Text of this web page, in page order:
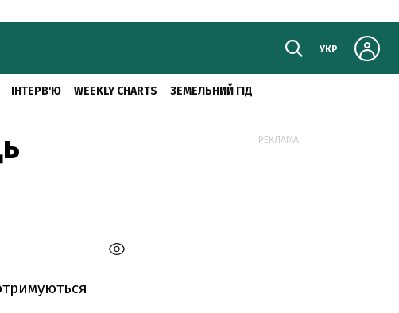
УКР
ІНТЕРВ'Ю WEEKLY CHARTS ЗЕМЕЛЬНИЙ ГІД
РЕКЛАМА: